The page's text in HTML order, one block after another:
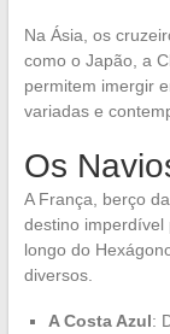
Na Ásia, os
como o Japão, a
permitem imergir
variadas e
Os
A França, berço
destino imperdível
longo do
diversos.
A Costa Azul: